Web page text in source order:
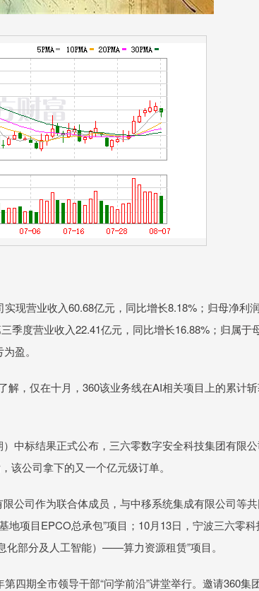
营业收入60.68亿元，同比增长8.18%；归母净利
季度营业收入22.41亿元，同比增长16.88%；归属于
盈。
，仅在十月，360该业务线在AI相关项目上的累计
标结果正式公布，三六零数字安全科技集团有限公
该公司拿下的又一个亿元级订单。
司作为联合体成员，与中移系统集成有限公司等
地项目EPCO总承包”项目；10月13日，宁波三六零
化部分及人工智能）——算力资源租赁”项目。
期全市领导干部“问学前沿”讲堂举行。邀请360集